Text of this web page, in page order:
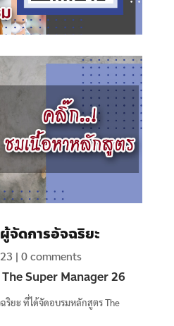
ผู้จัดการอัจฉริยะ
| 0 comments
Super Manager26
ริยะ ที่ได้จัดอบรมหลักสูตร The